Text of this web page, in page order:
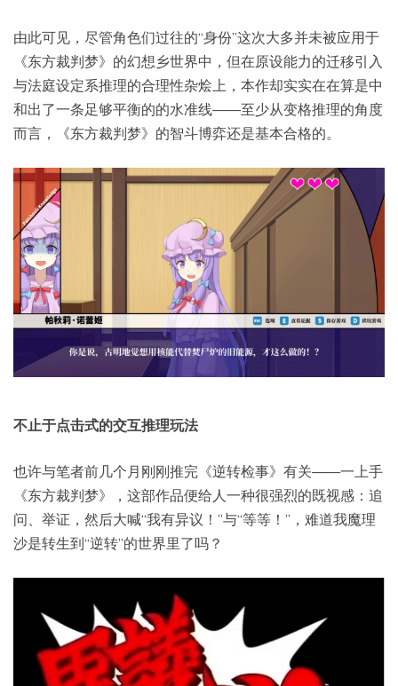
由此可见，尽管角色们过往的“身份”这次大多并未被应用于
《东方裁判梦》的幻想乡世界中，但在原设能力的迁移引入
与法庭设定系推理的合理性杂烩上，本作却实实在在算是中
和出了一条足够平衡的的水准线——至少从变格推理的角度
而言，《东方裁判梦》的智斗博弈还是基本合格的。
不止于点击式的交互推理玩法
也许与笔者前几个月刚刚推完《逆转检事》有关——一上手
《东方裁判梦》，这部作品便给人一种很强烈的既视感：追
问、举证，然后大喊“我有异议！”与“等等！”，难道我魔理
沙是转生到“逆转”的世界里了吗？